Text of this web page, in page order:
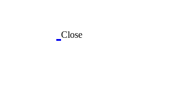
Close